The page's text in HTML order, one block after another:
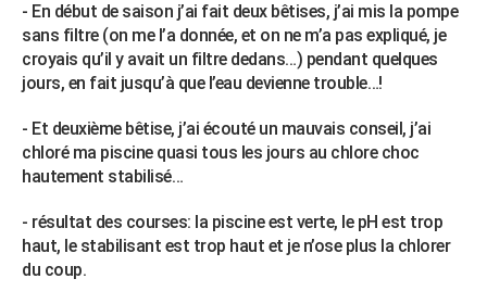
Art de vivre
Bien-être
Loisirs
Mode
Modes de vie
SANTE
Alimentation
Guide de la santé
Maladies
Médicaments
Sommeil
VOYAGE
GUIDES D'ACHAT
CARTE DE VOEUX
Carte de Noël
Carte Bonne année
Carte Saint-Valentin
Carte Pâques
Carte d'anniversaire
DICTIONNAIRE
- En début de saison j’ai fait deux bêtises, j’ai mis la pompe
sans filtre (on me l’a donnée, et on ne m’a pas expliqué, je
croyais qu’il y avait un filtre dedans…) pendant quelques
jours, en fait jusqu’à que l’eau devienne trouble…!
- Et deuxième bêtise, j’ai écouté un mauvais conseil, j’ai
chloré ma piscine quasi tous les jours au chlore choc
hautement stabilisé…
- résultat des courses: la piscine est verte, le pH est trop
haut, le stabilisant est trop haut et je n’ose plus la chlorer
du coup.